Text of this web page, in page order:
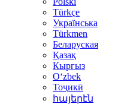
Türkçe
Українська
Türkmen
Беларуская
Қазақ
Кыргыз
Oʻzbek
Тоҷикӣ
հայերէն